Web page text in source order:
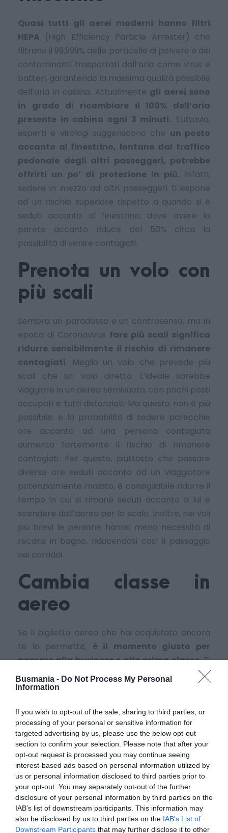
Busmania - Do Not Process My Personal
Information
If you wish to opt-out of the sale, sharing to third parties, or
processing of your personal or sensitive information for
targeted advertising by us, please use the below opt-out
section to confirm your selection. Please note that after your
opt-out request is processed you may continue seeing
interest-based ads based on personal information utilized by
us or personal information disclosed to third parties prior to
your opt-out. You may separately opt-out of the further
disclosure of your personal information by third parties on the
IAB’s list of downstream participants. This information may
also be disclosed by us to third parties on the IAB’s List of
Downstream Participants that may further disclose it to other
Quasi tutti gli aerei moderni hanno filtri
HEPA (High Efficiency Particle Arrester) che
filtrano il 99,999% delle particelle di polvere e dei
contaminanti trasportati dall’aria come virus e
batteri, garantendo la massima qualità possibile
dell’aria in cabina. Attualmente gli aerei sono
in grado di ricambiare il 100% dell’aria
presente in cabina ogni 3 minuti. Tuttavia,
esperti e virologi suggeriscono che un posto
accanto al finestrino, lontano dal traffico
pedonale degli altri passeggeri, potrebbe
offrirti un po’ di protezione in più. Infatti,
sedere in mezzo ad altri passeggeri ti espone
ad un rischio superiore rispetto a quando si è
seduti accanto al finestrino, dove avere la
parete accanto riduce del 50% circa la
possibilità di venire contagiati.
Prenota un volo con
più scali
Sembra un paradosso e un controsenso, ma in
epoca di Coronavirus fare più scali significa
ridurre sensibilmente il rischio di rimanere
contagiati. Meglio un volo che prevede più
scali che un volo diretto. L’ideale sarebbe
viaggiare in un aereo semivuoto, con pochi posti
occupati e tutti distanziati. Ma questo non è più
possibile, e la probabilità di sedere parecchie
ore accanto ad una persona contagiata
aumenta fortemente il rischio di rimanere
contagiati. Per questo, piuttosto che passare
diverse ore seduti accanto ad un viaggiatore
potenzialmente malato, è consigliabile ridurre il
tempo in cui si rimane seduti accanto a lui e
scendere dall’aereo per lo scalo. Inoltre, nei voli
più brevi le persone hanno meno necessità di
recarsi in bagno, riducendosi così il passaggio
nei corridoi.
Cambia classe in
aereo
Se il biglietto aereo che hai acquistato ancora
te lo permette, è il momento giusto per
passare alla business o alla prima classe. Ti
darà accesso ad una zona con meno viaggiatori
e meno poltrone e, potenzialmente, con meno
Stai lontano dalle
persone con la tosse
o il raffreddore
Gli esperti sono concordi nel ritenere che
l’esposizione al contagio avviene quando si è a
meno di un metro e mezzo di distanza da una